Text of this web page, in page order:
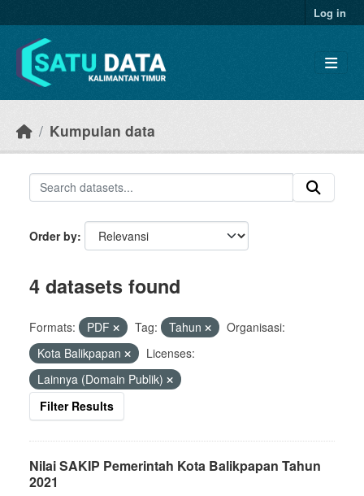
Log in
Kumpulan data
Order by
4 datasets found
Formats: PDF Tag: Tahun
Organisasi:
Kota Balikpapan
Licenses:
Lainnya (Domain Publik)
Filter Results
Nilai SAKIP Pemerintah Kota Balikpapan Tahun
2021